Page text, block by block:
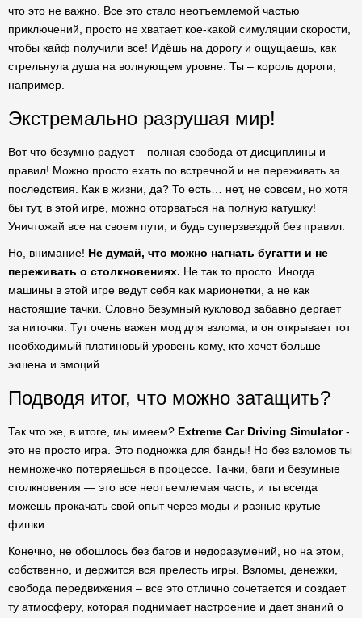
что это не важно. Все это стало неотъемлемой частью
приключений, просто не хватает кое-какой симуляции скорости,
чтобы кайф получили все! Идёшь на дорогу и ощущаешь, как
стрельнула душа на волнующем уровне. Ты – король дороги,
например.
Экстремально разрушая мир!
Вот что безумно радует – полная свобода от дисциплины и
правил! Можно просто ехать по встречной и не переживать за
последствия. Как в жизни, да? То есть… нет, не совсем, но хотя
бы тут, в этой игре, можно оторваться на полную катушку!
Уничтожай все на своем пути, и будь суперзвездой без правил.
Но, внимание! Не думай, что можно нагнать бугатти и не
переживать о столкновениях. Не так то просто. Иногда
машины в этой игре ведут себя как марионетки, а не как
настоящие тачки. Словно безумный кукловод забавно дергает
за ниточки. Тут очень важен мод для взлома, и он открывает тот
необходимый платиновый уровень кому, кто хочет больше
экшена и эмоций.
Подводя итог, что можно затащить?
Так что же, в итоге, мы имеем? Extreme Car Driving Simulator-
это не просто игра. Это подножка для банды! Но без взломов ты
немножечко потеряешься в процессе. Тачки, баги и безумные
столкновения — это все неотъемлемая часть, и ты всегда
можешь прокачать свой опыт через моды и разные крутые
фишки.
Конечно, не обошлось без багов и недоразумений, но на этом,
собственно, и держится вся прелесть игры. Взломы, денежки,
свобода передвижения – все это отлично сочетается и создает
ту атмосферу, которая поднимает настроение и дает знаний о